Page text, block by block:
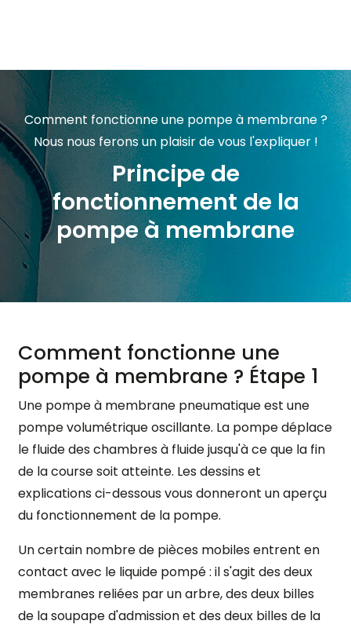
Skip to main content
Comment fonctionne une pompe à membrane ?
Nous nous ferons un plaisir de vous l'expliquer !
Principe de
fonctionnement de la
pompe à membrane
Comment fonctionne une
pompe à membrane ? Étape 1
Une pompe à membrane pneumatique est une
pompe volumétrique oscillante. La pompe déplace
le fluide des chambres à fluide jusqu'à ce que la fin
de la course soit atteinte. Les dessins et
explications ci-dessous vous donneront un aperçu
du fonctionnement de la pompe.
Un certain nombre de pièces mobiles entrent en
contact avec le liquide pompé : il s'agit des deux
membranes reliées par un arbre, des deux billes
de la soupape d'admission et des deux billes de la